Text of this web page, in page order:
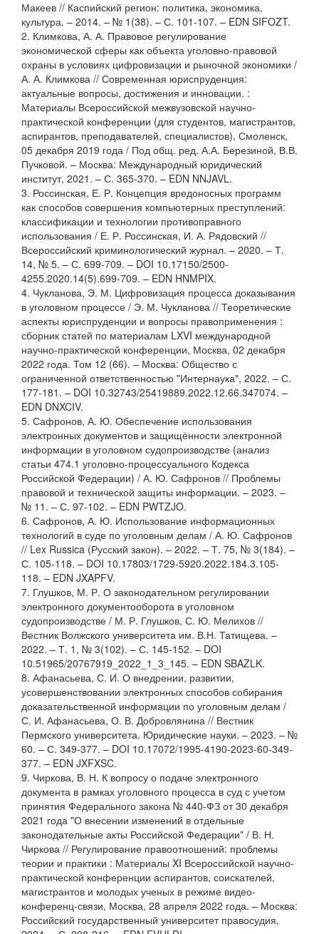
Макеев // Каспийский регион: политика, экономика,
культура. – 2014. – № 1(38). – С. 101-107. – EDN SIFOZT.
2. Климкова, А. А. Правовое регулирование
экономической сферы как объекта уголовно-правовой
охраны в условиях цифровизации и рыночной экономики /
А. А. Климкова // Современная юриспруденция:
актуальные вопросы, достижения и инновации. :
Материалы Всероссийской межвузовской научно-
практической конференции (для студентов, магистрантов,
аспирантов, преподавателей, специалистов), Смоленск,
05 декабря 2019 года / Под общ. ред. А.А. Березиной, В.В.
Пучковой. – Москва: Международный юридический
институт, 2021. – С. 365-370. – EDN NNJAVL.
3. Россинская, Е. Р. Концепция вредоносных программ
как способов совершения компьютерных преступлений:
классификации и технологии противоправного
использования / Е. Р. Россинская, И. А. Рядовский //
Всероссийский криминологический журнал. – 2020. – Т.
14, № 5. – С. 699-709. – DOI 10.17150/2500-
4255.2020.14(5).699-709. – EDN HNMPIX.
4. Чукланова, Э. М. Цифровизация процесса доказывания
в уголовном процессе / Э. М. Чукланова // Теоретические
аспекты юриспруденции и вопросы правоприменения :
сборник статей по материалам LXVI международной
научно-практической конференции, Москва, 02 декабря
2022 года. Том 12 (66). – Москва: Общество с
ограниченной ответственностью "Интернаука", 2022. – С.
177-181. – DOI 10.32743/25419889.2022.12.66.347074. –
EDN DNXCIV.
5. Сафронов, А. Ю. Обеспечение использования
электронных документов и защищённости электронной
информации в уголовном судопроизводстве (анализ
статьи 474.1 уголовно-процессуального Кодекса
Российской Федерации) / А. Ю. Сафронов // Проблемы
правовой и технической защиты информации. – 2023. –
№ 11. – С. 97-102. – EDN PWTZJO.
6. Сафронов, А. Ю. Использование информационных
технологий в суде по уголовным делам / А. Ю. Сафронов
// Lex Russica (Русский закон). – 2022. – Т. 75, № 3(184). –
С. 105-118. – DOI 10.17803/1729-5920.2022.184.3.105-
118. – EDN JXAPFV.
7. Глушков, М. Р. О законодательном регулировании
электронного документооборота в уголовном
судопроизводстве / М. Р. Глушков, С. Ю. Мелихов //
Вестник Волжского университета им. В.Н. Татищева. –
2022. – Т. 1, № 3(102). – С. 145-152. – DOI
10.51965/20767919_2022_1_3_145. – EDN SBAZLK.
8. Афанасьева, С. И. О внедрении, развитии,
усовершенствовании электронных способов собирания
доказательственной информации по уголовным делам /
С. И. Афанасьева, О. В. Добровлянина // Вестник
Пермского университета. Юридические науки. – 2023. – №
60. – С. 349-377. – DOI 10.17072/1995-4190-2023-60-349-
377. – EDN JXFXSC.
9. Чиркова, В. Н. К вопросу о подаче электронного
документа в рамках уголовного процесса в суд с учетом
принятия Федерального закона № 440-ФЗ от 30 декабря
2021 года "О внесении изменений в отдельные
законодательные акты Российской Федерации" / В. Н.
Чиркова // Регулирование правоотношений: проблемы
теории и практики : Материалы XI Всероссийской научно-
практической конференции аспирантов, соискателей,
магистрантов и молодых ученых в режиме видео-
конференц-связи, Москва, 28 апреля 2022 года. – Москва:
Российский государственный университет правосудия,